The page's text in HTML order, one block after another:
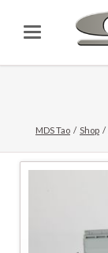
MDS Tao Shop